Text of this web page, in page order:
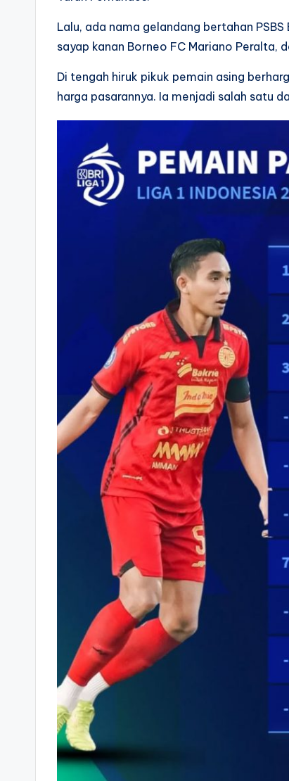
Lalu, ada nama gelandang bertahan
sayap kanan Borneo FC Mariano Peralta,
Di tengah hiruk pikuk pemain asing
harga pasarannya. Ia menjadi salah satu